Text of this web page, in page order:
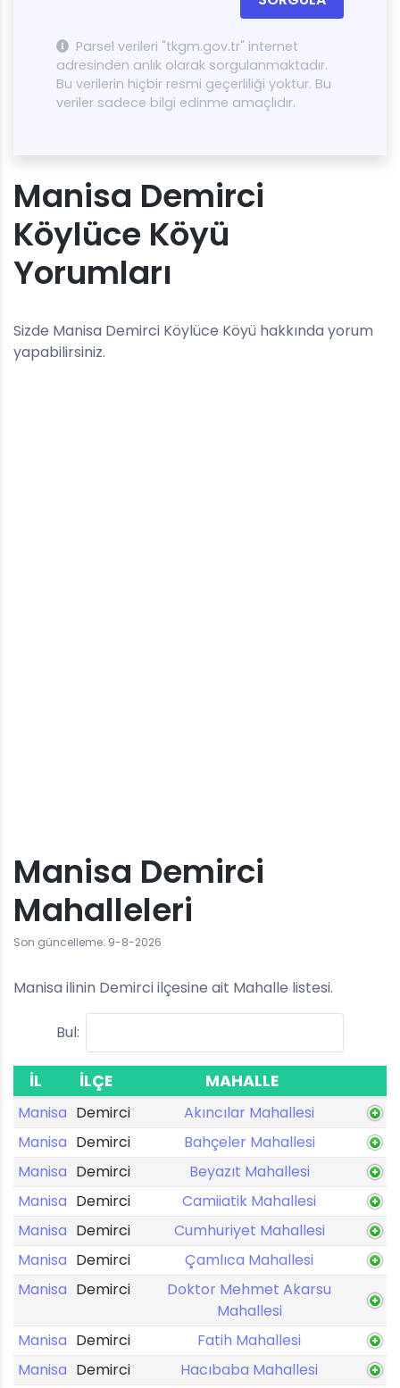
Parsel verileri "tkgm.gov.tr" internet
adresinden anlık olarak sorgulanmaktadır.
Bu verilerin hiçbir resmi geçerliliği yoktur. Bu
veriler sadece bilgi edinme amaçlıdır.
Manisa Demirci
Köylüce Köyü
Yorumları
Sizde Manisa Demirci Köylüce Köyü hakkında yorum
yapabilirsiniz.
Manisa Demirci
Mahalleleri
Son güncelleme: 9-8-2026
Manisa ilinin Demirci ilçesine ait Mahalle listesi.
Bul:
İL İLÇE MAHALLE
Manisa Demirci
Akıncılar Mahallesi
Manisa Demirci
Bahçeler Mahallesi
Manisa Demirci
Beyazıt Mahallesi
Manisa Demirci
Camiiatik Mahallesi
Manisa Demirci
Cumhuriyet Mahallesi
Manisa Demirci
Çamlıca Mahallesi
Manisa Demirci
Doktor Mehmet Akarsu
Mahallesi
Manisa Demirci
Fatih Mahallesi
Manisa Demirci
Hacıbaba Mahallesi